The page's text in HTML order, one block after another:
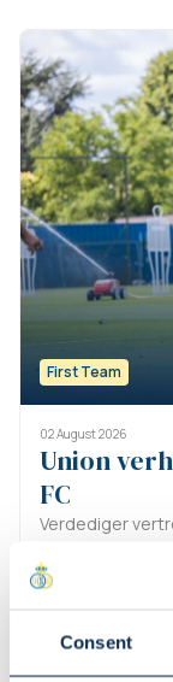
Consent
First Team
02 August 2026
Union
FC
Verdediger